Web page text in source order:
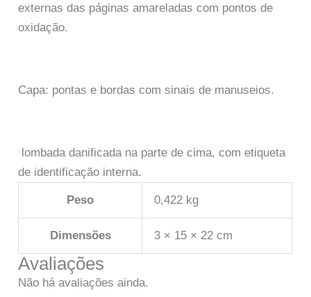
externas das páginas amareladas com pontos de
oxidação.
Capa: pontas e bordas com sinais de manuseios.
lombada danificada na parte de cima, com etiqueta
de identificação interna.
Peso 0,422 kg
Dimensões 3 × 15 × 22 cm
Avaliações
Não há avaliações ainda.